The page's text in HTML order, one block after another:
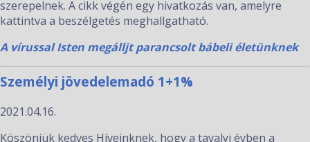
szerepelnek. A cikk végén egy hivatkozás van, amelyre
kattintva a beszélgetés meghallgatható.
A vírussal Isten megálljt parancsolt bábeli életünknek
Személyi jövedelemadó 1+1%
2021.04.16.
Köszönjük kedves Híveinknek, hogy a tavalyi évben a